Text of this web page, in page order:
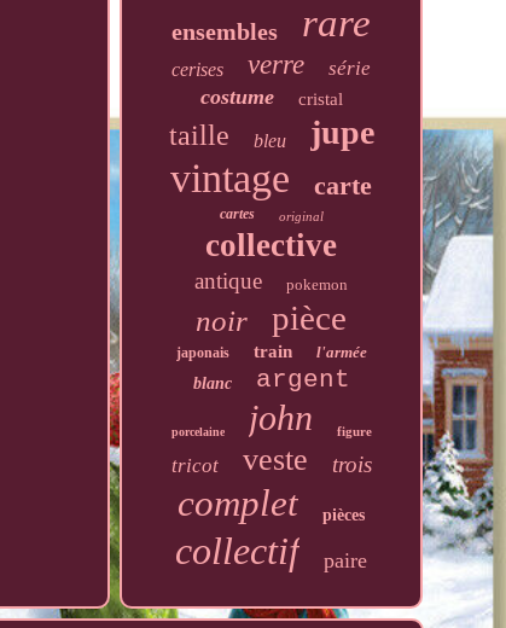
ensembles rare
cerises verre série
costume cristal
taille bleu jupe
vintage carte
cartes original
collective
antique pokemon
noir pièce
japonais train
l'armée
blanc
argent
porcelaine john figure
tricot veste trois
complet pièces
collectif paire